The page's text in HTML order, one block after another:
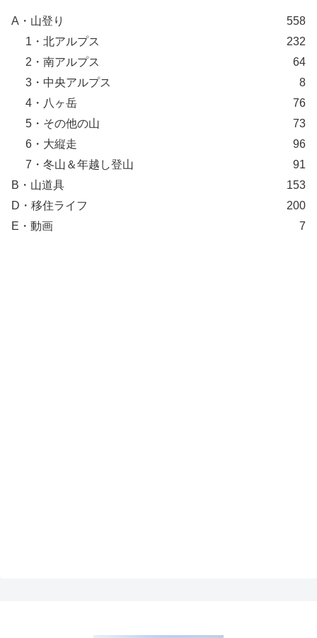
A・山登り
558
1・北アルプス
232
2・南アルプス
64
3・中央アルプス
8
4・八ヶ岳
76
5・その他の山
73
6・大縦走
96
7・冬山＆年越し登山
91
B・山道具
153
D・移住ライフ
200
E・動画
7